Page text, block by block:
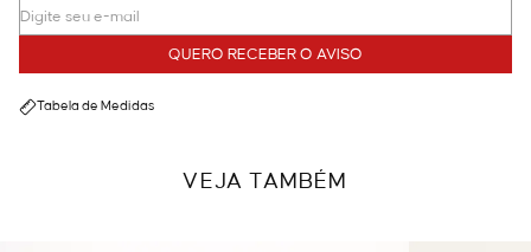
QUERO RECEBER O AVISO
Tabela de Medidas
VEJA TAMBÉM